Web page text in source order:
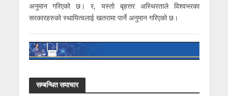
अनुमान गरिएको छ। र, यस्तो बृहत्तर अस्थिरताले विश्वभरका
सरकारहरुको स्थायित्वलाई खतरामा पार्ने अनुमान गरिएको छ।
सम्बन्धित समाचार